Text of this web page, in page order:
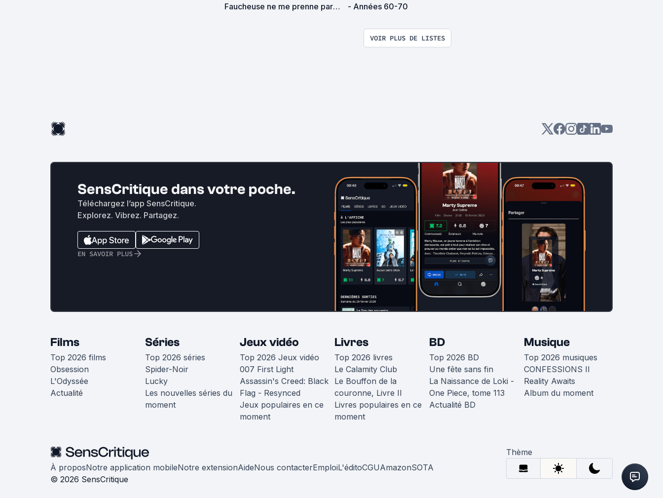
Faucheuse ne me prenne par
- Années 60-70
VOIR PLUS DE LISTES
SensCritique dans votre poche.
Téléchargez l’app SensCritique.
Explorez. Vibrez. Partagez.
EN SAVOIR PLUS
Films
Top 2026 films
Obsession
L'Odyssée
Actualité
Séries
Top 2026 séries
Spider-Noir
Lucky
Les nouvelles séries du
moment
Jeux vidéo
Top 2026 Jeux vidéo
007 First Light
Assassin's Creed: Black
Flag - Resynced
Jeux populaires en ce
moment
Livres
Top 2026 livres
Le Calamity Club
Le Bouffon de la
couronne, Livre II
Livres populaires en ce
moment
BD
Top 2026 BD
Une fête sans fin
La Naissance de Loki -
One Piece, tome 113
Actualité BD
Musique
Top 2026 musiques
CONFESSIONS II
Reality Awaits
Album du moment
À proposNotre application mobileNotre extensionAideNous contacterEmploiL'éditoCGUAmazonSOTA
© 2026 SensCritique
Thème